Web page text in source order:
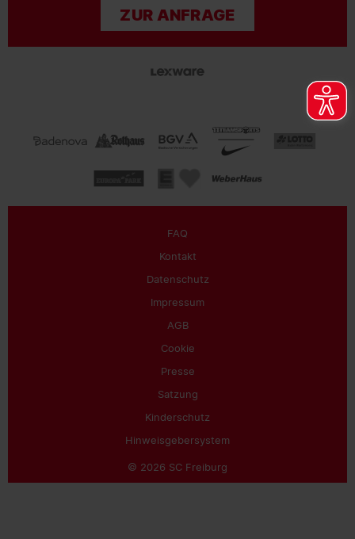
Kontakt
AGB
Cookie
Presse
Satzung
Kinderschutz
Hinweisgebersystem
© 2026 SC Freiburg